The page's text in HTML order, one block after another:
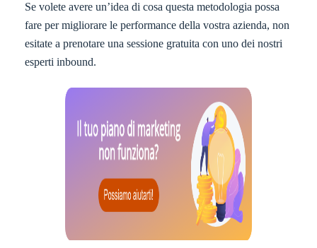
Se volete avere un’idea di cosa questa metodologia possa
fare per migliorare le performance della vostra azienda, non
esitate a prenotare una sessione gratuita con uno dei nostri
esperti inbound.